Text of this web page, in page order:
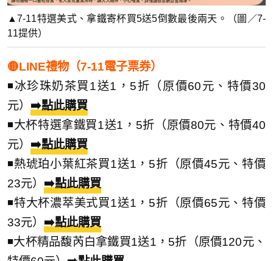
▲7-11特選美式、拿鐵寄杯買5送5倒數最後兩天。（圖／7-
11提供）
🟡LINE禮物（7-11電子票券）
◾冰珍珠奶茶買1送1，5折（原價60元、特價30
元） ➡️點此購買
◾大杯特選拿鐵買1送1，5折（原價80元、特價40
元） ➡️點此購買
◾熱琥珀小葉紅茶買1送1，5折（原價45元、特價
23元） ➡️點此購買
◾特大杯濃萃美式買1送1，5折（原價65元、特價
33元） ➡️點此購買
◾大杯精品馥芮白拿鐵買1送1，5折（原價120元、